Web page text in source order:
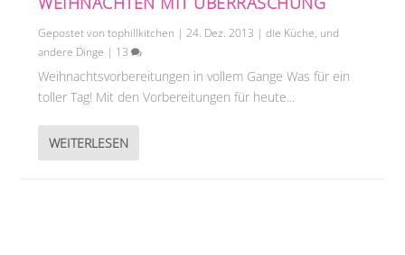
Gepostet vontophillkitchen |24. Dez. 2013 |die Küche, und
andere Dinge | 13
Weihnachtsvorbereitungen in vollem Gange Was für ein
toller Tag! Mit den Vorbereitungen für heute...
WEITERLESEN